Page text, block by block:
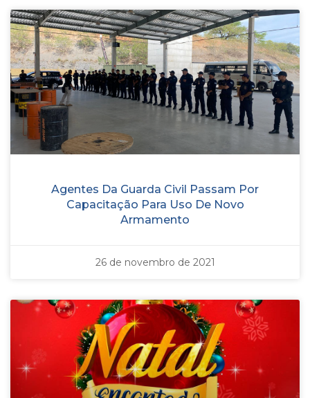
Agentes Da Guarda Civil Passam Por
Capacitação Para Uso De Novo
Armamento
26 de novembro de 2021